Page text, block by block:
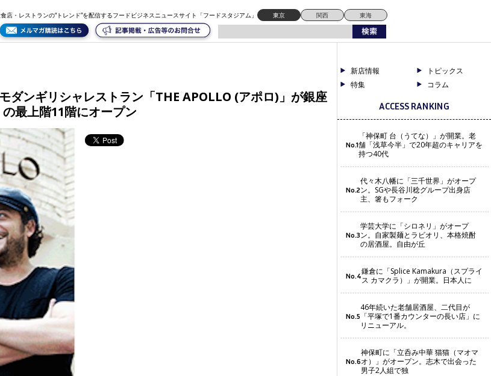
店・レストランの“トレンド”を配信するフードビジネスニュースサイト「フードスタジアム」 東京 関西 東海
ダンギリシャレストラン「TH­E APOLLO (アポロ)」が銀座
最上階11階にオープン
新店情報
トピックス
特集
コラム
ACCESS RANKING
No.1
「神保町 台（うてな）」が開業。老
舗「浅草今半」で20年超のキャリアを
持つ40代
No.2
代々木八幡に「三千世界」がオープ
ン。SGや長谷川稔グループ出身店
主、箸もフォーク
No.3
学芸大学に「シロネリ」がオープ
ン。自家製麺とラビオリ、本格焼酎
の居酒屋。自由が丘
No.4鎌倉に「Splice Kamakura（スプライ
ス カマクラ）」が開業。日本人に
No.5
46年続いた老舗居酒屋、二代目が
「平塚で1番カウンターの長い店」に
リニューアル。
No.6
神保町に「立呑み中華 猫猫（マオマ
オ）」がオープン。志木で出会った
男子2人組で独